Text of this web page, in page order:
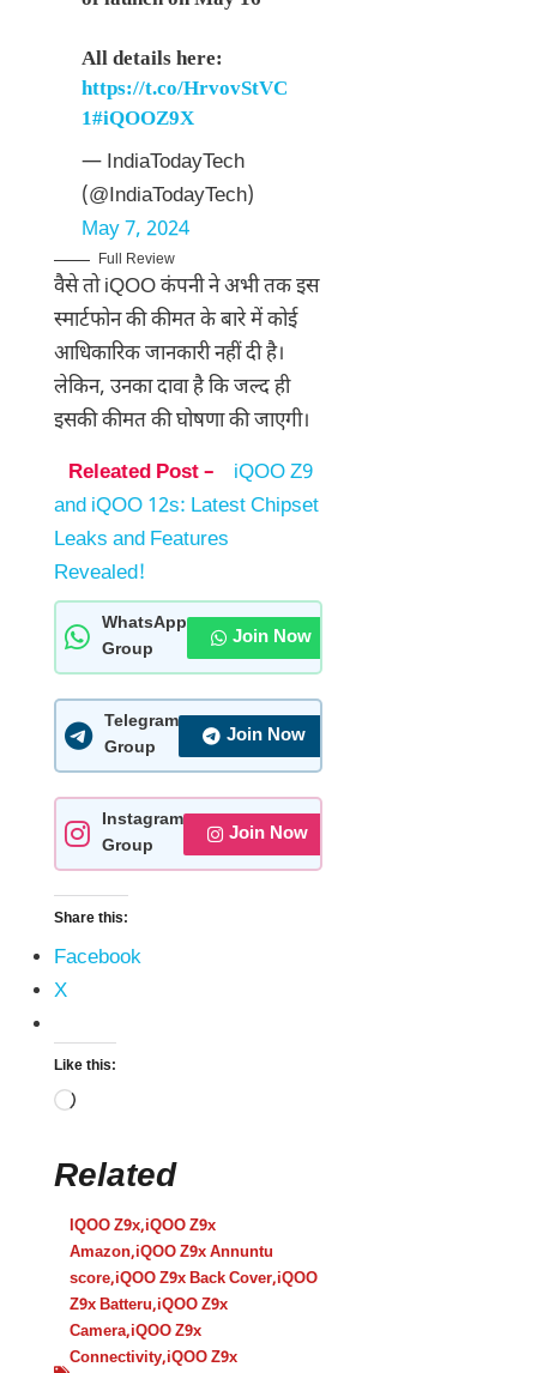
All details here:
https://t.co/HrvovStVC
1#iQOOZ9X
— IndiaTodayTech
(@IndiaTodayTech)
May 7, 2024
Full Review
वैसे तो iQOO कंपनी ने अभी तक इस
स्मार्टफोन की कीमत के बारे में कोई
आधिकारिक जानकारी नहीं दी है।
लेकिन, उनका दावा है कि जल्द ही
इसकी कीमत की घोषणा की जाएगी।
Releated Post –
iQOO Z9
and iQOO 12s: Latest Chipset
Leaks and Features
Revealed!
WhatsApp
Group
Join Now
Telegram
Group
Join Now
Instagram
Group
Join Now
Share this:
Facebook
X
Like this:
Related
IQOO Z9x,iQOO Z9x
Amazon,iQOO Z9x Annuntu
score,iQOO Z9x Back Cover,iQOO
Z9x Batteru,iQOO Z9x
Camera,iQOO Z9x
Connectivity,iQOO Z9x